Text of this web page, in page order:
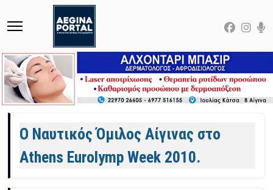
Άρθρα
O Ναυτικός Όμιλος Αίγινας στο
Athens Eurolymp Week 2010.